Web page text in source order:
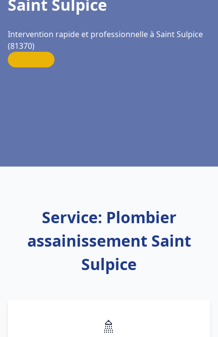
Saint Sulpice
Intervention rapide et professionnelle à Saint Sulpice
(81370)
Service: Plombier
assainissement Saint
Sulpice
🚿